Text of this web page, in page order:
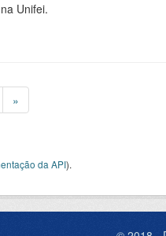
Unifei.
»
da API).